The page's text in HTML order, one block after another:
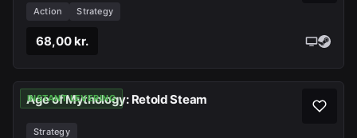
Action Strategy
68,00 kr.
INSTANT LEVERING
Age of Mythology: Retold Steam
Strategy